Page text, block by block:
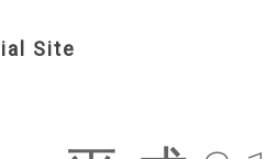
Site
プロフィ